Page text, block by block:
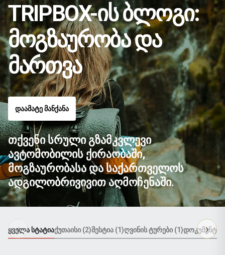
TRIPBOX-ᲘᲡ ᲑᲚᲝᲒᲘ:
ᲛᲝᲒᲖᲐᲣᲠᲝᲑᲐ ᲓᲐ
ᲛᲐᲠᲗᲕᲐ
ᲓᲐᲐᲛᲐᲢᲔ ᲛᲐᲜᲥᲐᲜᲐ
ᲗᲥᲕᲔᲜᲘ ᲡᲠᲣᲚᲘ ᲒᲖᲐᲛᲙᲕᲚᲔᲕᲘ
ᲐᲕᲢᲝᲛᲝᲑᲘᲚᲘᲡ ᲥᲘᲠᲐᲝᲑᲐᲨᲘ,
ᲛᲝᲒᲖᲐᲣᲠᲝᲑᲐᲡᲐ ᲓᲐ ᲡᲐᲥᲐᲠᲗᲕᲔᲚᲝᲡ
ᲐᲓᲒᲘᲚᲝᲑᲠᲘᲕᲘᲕᲘᲗ ᲐᲦᲛᲝᲩᲔᲜᲐᲨᲘ.
ყველა სტატიაქუთაისი (2)მესტია (1)ღვინის ტურები (1)დოკუმენტი